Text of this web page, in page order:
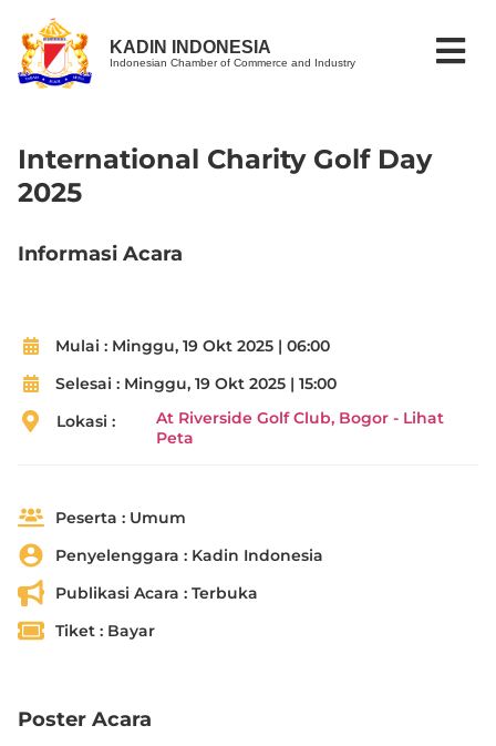
KADIN INDONESIA
Indonesian Chamber of Commerce and Industry
International Charity Golf Day
2025
Informasi Acara
Mulai : Minggu, 19 Okt 2025 | 06:00
Selesai : Minggu, 19 Okt 2025 | 15:00
Lokasi :
At Riverside Golf Club, Bogor - Lihat
Peta
Peserta : Umum
Penyelenggara : Kadin Indonesia
Publikasi Acara : Terbuka
Tiket : Bayar
Poster Acara